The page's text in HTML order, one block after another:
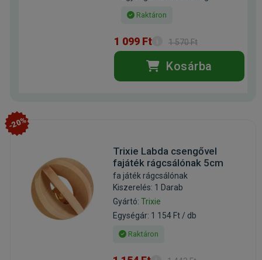
Raktáron
1 099 Ft 1 570 Ft
Kosárba
-20%
Trixie Labda csengővel
fajáték rágcsálónak 5cm
fa játék rágcsálónak
Kiszerelés: 1 Darab
Gyártó: Trixie
Egységár: 1 154 Ft / db
Raktáron